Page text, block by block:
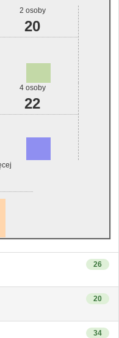
2 osoby
20
4 osoby
22
26
20
34